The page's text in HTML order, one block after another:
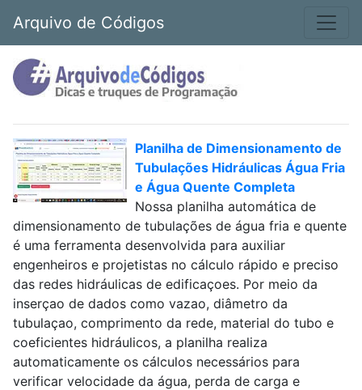
Arquivo de Códigos
Planilha de Dimensionamento de
Tubulações Hidráulicas Água Fria
e Água Quente Completa
Nossa planilha automática de
dimensionamento de tubulações de água fria e quente
é uma ferramenta desenvolvida para auxiliar
engenheiros e projetistas no cálculo rápido e preciso
das redes hidráulicas de edificaçoes. Por meio da
inserçao de dados como vazao, diâmetro da
tubulaçao, comprimento da rede, material do tubo e
coeficientes hidráulicos, a planilha realiza
automaticamente os cálculos necessários para
verificar velocidade da água, perda de carga e